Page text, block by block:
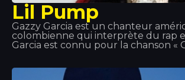
Lil Pump
Gazzy Garcia est un chanteur
colombienne qui interprète du rap
Garcia est connu pour la chanson «
Hot 100.